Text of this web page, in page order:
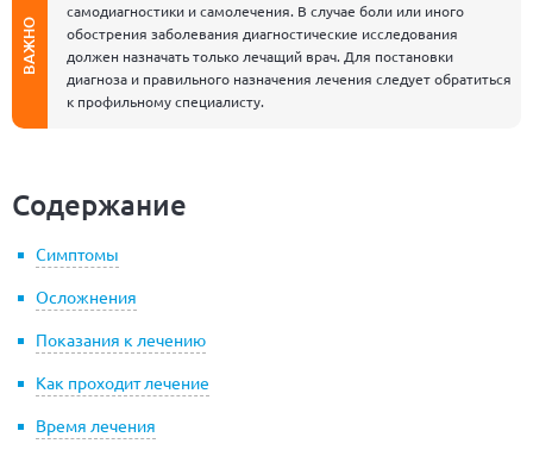
ВАЖНО
самодиагностики и самолечения. В случае боли или иного
обострения заболевания диагностические исследования
должен назначать только лечащий врач. Для постановки
диагноза и правильного назначения лечения следует обратиться
к профильному специалисту.
Содержание
Симптомы
Осложнения
Показания к лечению
Как проходит лечение
Время лечения